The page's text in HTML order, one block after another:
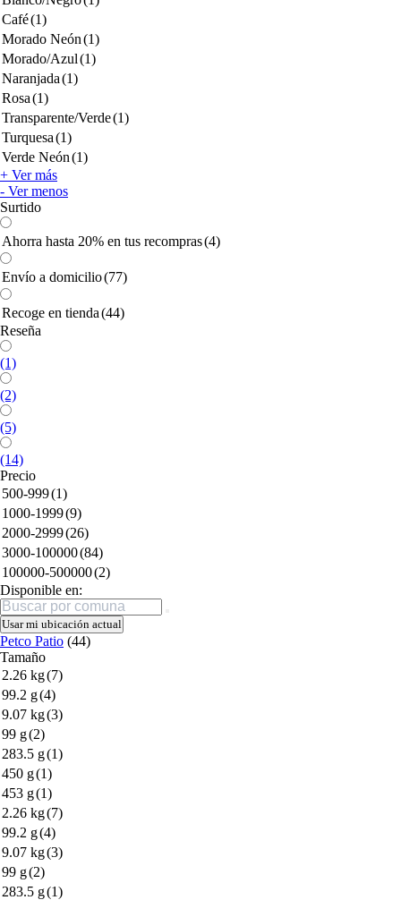
Café(1)
Morado Neón(1)
Morado/Azul(1)
Naranjada(1)
Rosa(1)
Transparente/Verde(1)
Turquesa(1)
Verde Neón(1)
+ Ver más
- Ver menos
Surtido
Ahorra hasta 20% en tus recompras(4)
Envío a domicilio(77)
Recoge en tienda(44)
Reseña
(1)
(2)
(5)
(14)
Precio
500-999(1)
1000-1999(9)
2000-2999(26)
3000-100000(84)
100000-500000(2)
Disponible en:
Buscar
Usar mi ubicación actual
Petco Patio (44)
Tamaño
2.26 kg(7)
99.2 g(4)
9.07 kg(3)
99 g(2)
283.5 g(1)
450 g(1)
453 g(1)
2.26 kg(7)
99.2 g(4)
9.07 kg(3)
99 g(2)
283.5 g(1)